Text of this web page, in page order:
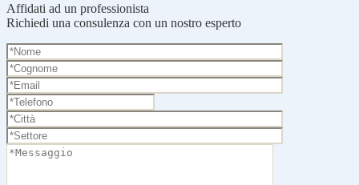
Affidati ad un professionista
Richiedi una consulenza con un nostro esperto